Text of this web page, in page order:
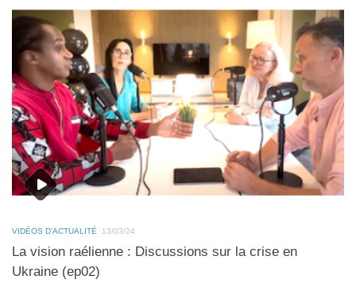
VIDÉOS D'ACTUALITÉ 13/03/24
La vision raélienne : Discussions sur la crise en
Ukraine (ep02)